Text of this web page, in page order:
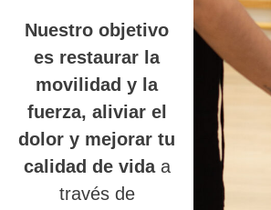
Nuestro objetivo
es restaurar la
movilidad y la
fuerza, aliviar el
dolor y mejorar tu
calidad de vidaa
través de